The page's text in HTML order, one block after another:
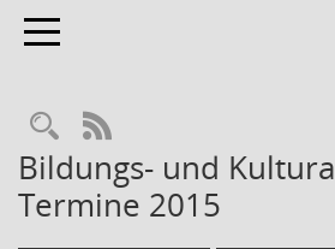
Toggle navigation
RSS-Feed
Bildungs- und
Termine 2015